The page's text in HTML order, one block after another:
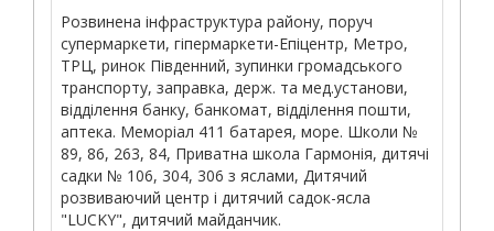
Розвинена інфраструктура району, поруч
супермаркети, гіпермаркети-Епіцентр, Метро, ​​
ТРЦ, ринок Південний, зупинки громадського
транспорту, заправка, держ. та мед.установи,
відділення банку, банкомат, відділення пошти,
аптека. Меморіал 411 батарея, море. Школи №
89, 86, 263, 84, Приватна школа Гармонія, дитячі
садки № 106, 304, 306 з яслами, Дитячий
розвиваючий центр і дитячий садок-ясла
"LUCKY", дитячий майданчик.